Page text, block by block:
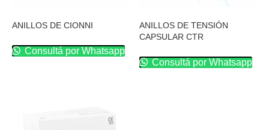
ANILLOS DE CIONNI
Consultá por Whatsapp
ANILLOS DE TENSIÓN
CAPSULAR CTR
Consultá por Whatsapp